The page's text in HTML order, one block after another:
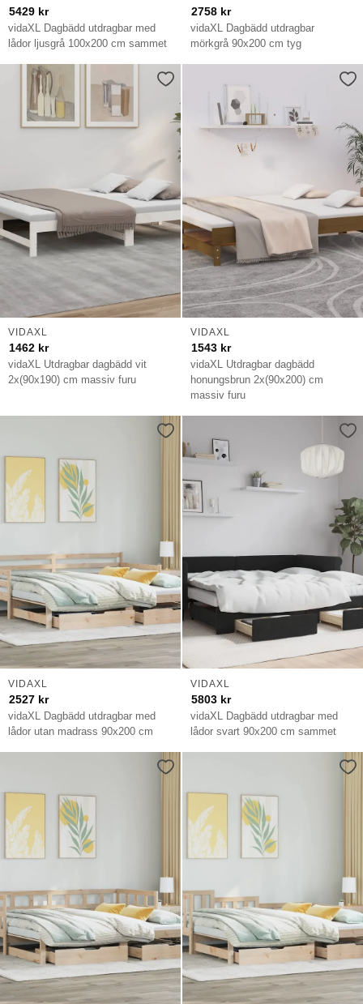
vidaXL Dagbädd utdragbar med
lådor ljusgrå 100x200 cm sammet
5429 kr
vidaXL Dagbädd utdragbar
mörkgrå 90x200 cm tyg
2758 kr
vidaXL Utdragbar dagbädd vit
2x(90x190) cm massiv furu
VIDAXL
1462 kr
vidaXL Utdragbar dagbädd
honungsbrun 2x(90x200) cm
massiv furu
VIDAXL
1543 kr
vidaXL Dagbädd utdragbar med
lådor utan madrass 90x200 cm
VIDAXL
2527 kr
vidaXL Dagbädd utdragbar med
lådor svart 90x200 cm sammet
VIDAXL
5803 kr